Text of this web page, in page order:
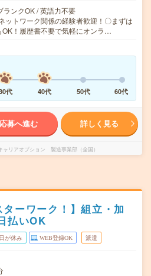
ランクOK / 英語力不要
トワーク関係の経験者歓迎！〇まずは
OK！履歴書不要で気軽にオンラ…
代 40代 50代 60代
応募へ進む 詳しく見る
ャリアオプション 製造事業部（全国）
ターワーク！】組立・加
払いOK
が休み WEB登録OK 派遣